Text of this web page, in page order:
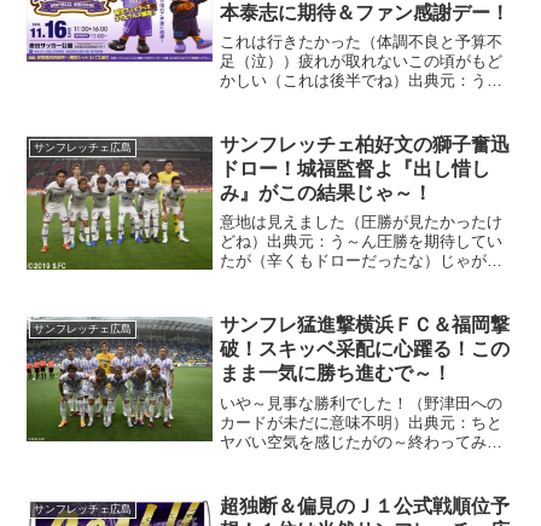
本泰志に期待＆ファン感謝デー！
これは行きたかった（体調不良と予算不
足（泣））疲れが取れないこの頃がもど
かしい（これは後半でね）出典元：う～
での日本代表戦、せめて引き分けで
も・・そのレベルではないか・・
サンフレッチェ広島
サンフレッチェ柏好文の獅子奮迅
ドロー！城福監督よ『出し惜し
み』がこの結果じゃ～！
意地は見えました（圧勝が見たかったけ
どね）出典元：う～ん圧勝を期待してい
たが（辛くもドローだったな）じゃが今
～？？
サンフレッチェ広島
サンフレ猛進撃横浜ＦＣ＆福岡撃
破！スキッベ采配に心躍る！この
まま一気に勝ち進むで～！
いや～見事な勝利でした！（野津田への
カードが未だに意味不明）出典元：ちと
ヤバい空気を感じたがの～終わってみれ
で大撃破（やったぜ）マジですごいよ！
監督采配先の先をいってい...
サンフレッチェ広島
超独断＆偏見のＪ１公式戦順位予